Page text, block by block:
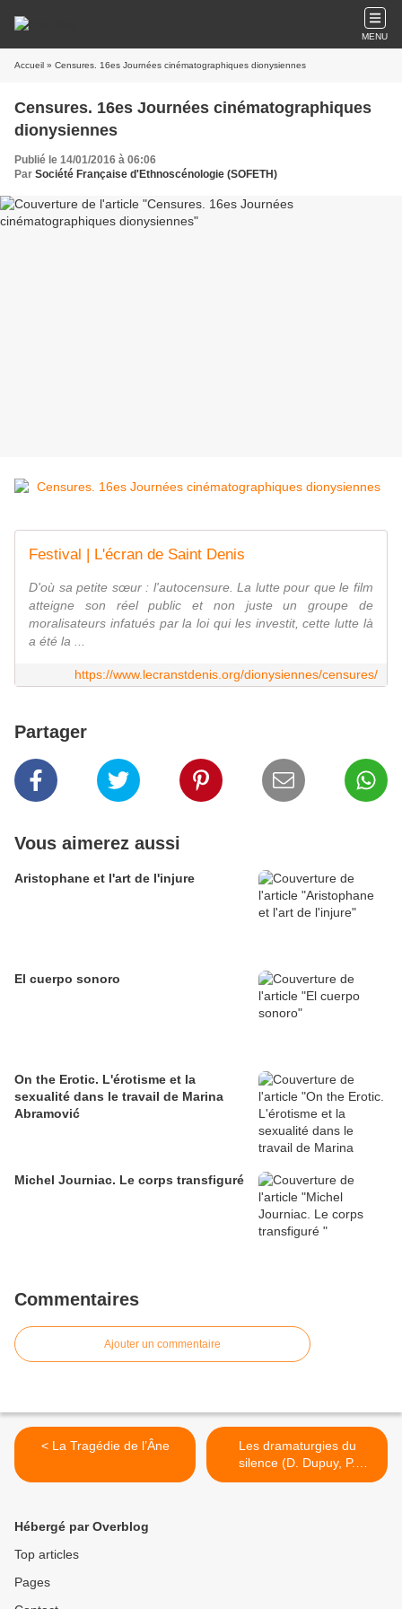
MENU
Accueil » Censures. 16es Journées cinématographiques dionysiennes
Censures. 16es Journées cinématographiques
dionysiennes
Publié le 14/01/2016 à 06:06
Par Société Française d'Ethnoscénologie (SOFETH)
Festival | L'écran de Saint Denis
D'où sa petite sœur : l'autocensure. La lutte pour que le film
atteigne son réel public et non juste un groupe de
moralisateurs infatués par la loi qui les investit, cette lutte là
a été la ...
https://www.lecranstdenis.org/dionysiennes/censures/
Partager
Vous aimerez aussi
Aristophane et l'art de l'injure
El cuerpo sonoro
On the Erotic. L'érotisme et la
sexualité dans le travail de Marina
Abramović
Michel Journiac. Le corps transfiguré
Commentaires
Ajouter un commentaire
< La Tragédie de l’Âne
Les dramaturgies du
silence (D. Dupuy, P.
Ducou) >
Hébergé par Overblog
Top articles
Pages